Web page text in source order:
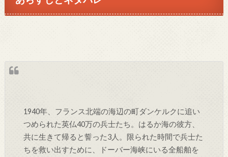
1940年、フランス北端の海辺の町ダンケルクに追い
つめられた英仏40万の兵士たち。はるか海の彼方、
共に生きて帰ると誓った3人。限られた時間で兵士た
ちを救い出すために、ドーバー海峡にいる全船舶を